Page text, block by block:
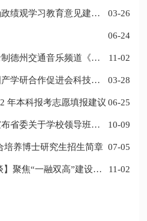
03-26
06-24
11-02
03-28
年本科报考志愿填报建议 06-25
10-09
培养博士研究生招生简章 07-05
11-02